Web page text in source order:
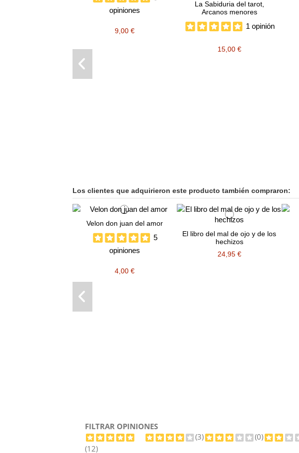
opiniones
9,00 €
La Sabiduria del tarot,
Arcanos menores
1 opinión
15,00 €
Los clientes que adquirieron este producto también compraron:
Velon don juan del amor
5
opiniones
4,00 €
El libro del mal de ojo y de los
hechizos
24,95 €
FILTRAR OPINIONES
(12)
(3) (0)